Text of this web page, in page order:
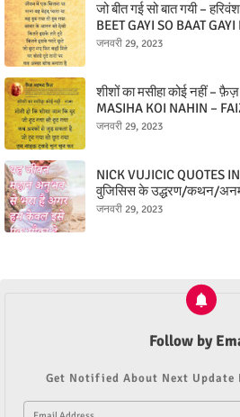
जो बीत गई सो बात गयी –
BEET GAYI SO BAAT
BACHCHAN (HINDI POEM)
जनवरी 29, 2023
शीशों का मसीहा कोई नहीं –
MASIHA KOI NAHIN –
जनवरी 29, 2023
NICK VUJICIC QUOTES
वुजिसिस के उद्धरण/कथन/
साथ
जनवरी 29, 2023
Follow by
Get Notified About Next Update